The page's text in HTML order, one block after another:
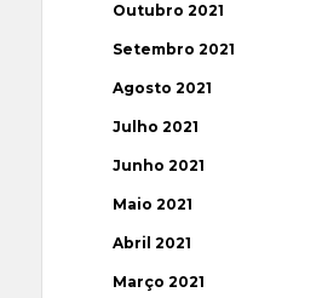
Outubro 2021
Setembro 2021
Agosto 2021
Julho 2021
Junho 2021
Maio 2021
Abril 2021
Março 2021